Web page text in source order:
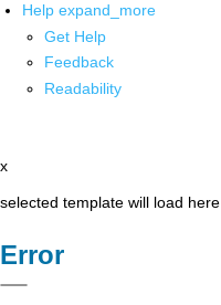
Help expand_more
Get Help
Feedback
Readability
x
selected template will load here
Error